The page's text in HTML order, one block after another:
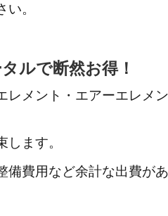
。
ルで断然お得！
メント・エアーエレメ
ます。
備費用など余計な出費が